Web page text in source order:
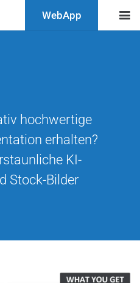
WebApp
hochwertige
erhalten?
KI-
Stock-Bilder